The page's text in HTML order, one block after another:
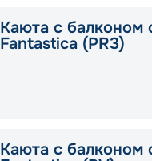
Каюта с балконом
Fantastica (PR3)
Каюта с балконом